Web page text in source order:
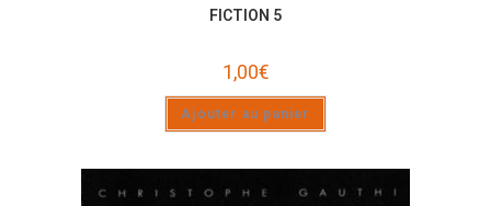
FICTION 5
1,00€
Ajouter au panier